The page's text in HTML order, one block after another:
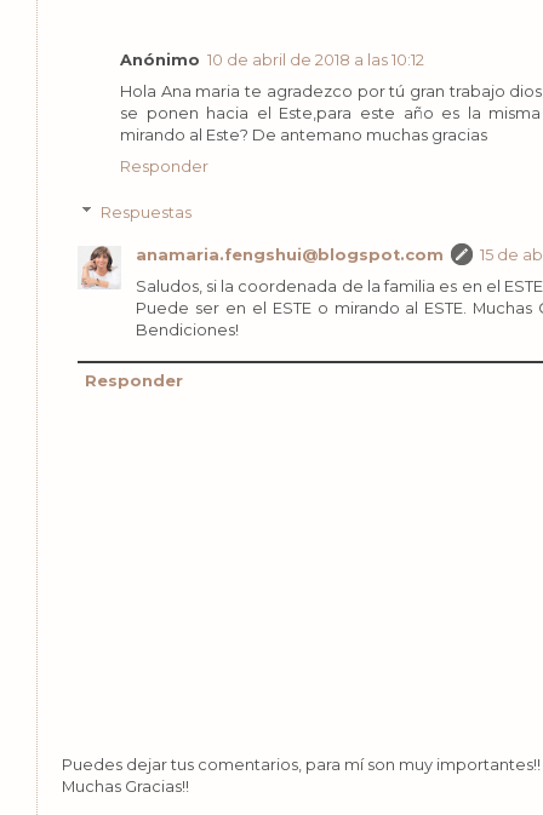
Anónimo 10 de abril de 2018 a las 10:12
Hola Ana maria te agradezco por tú gran trabajo
se ponen hacia el Este,para este año es la
mirando al Este? De antemano muchas gracias
Responder
Respuestas
anamaria.fengshui@blogspot.com
15 de
Saludos, si la coordenada de la familia es en el
Puede ser en el ESTE o mirando al ESTE.
Bendiciones!
Responder
Puedes dejar tus comentarios, para mí son muy
Muchas Gracias!!